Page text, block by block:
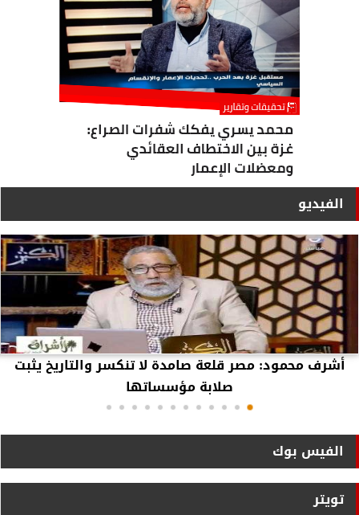
الفيديو
أشرف محمود: مصر قلعة صامدة لا تنكسر والتاريخ يثبت
صلابة مؤسساتها
الفيس بوك
تويتر